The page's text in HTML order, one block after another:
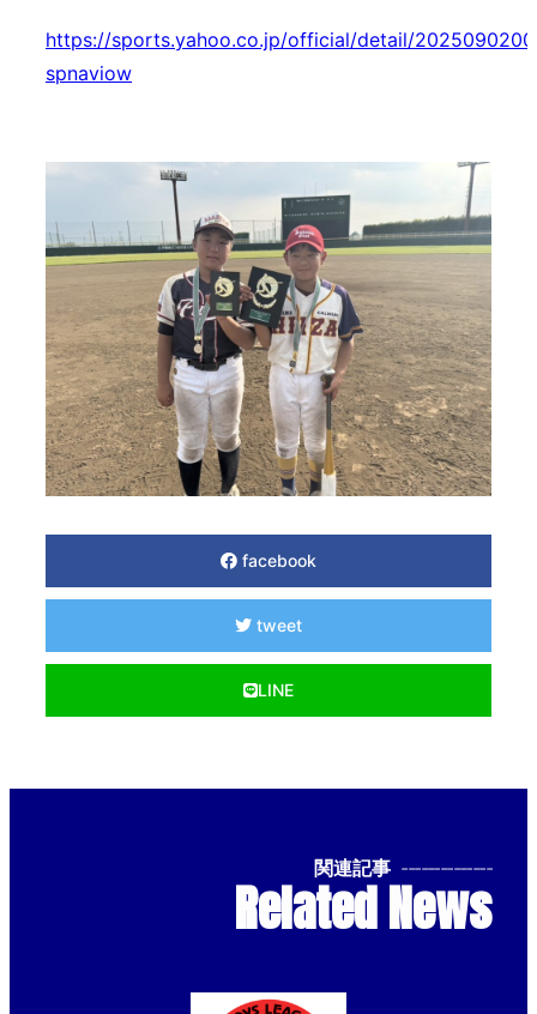
https://sports.yahoo.co.jp/official/detail/
spnaviow
facebook
tweet
LINE
関連記事 --------------
Related News